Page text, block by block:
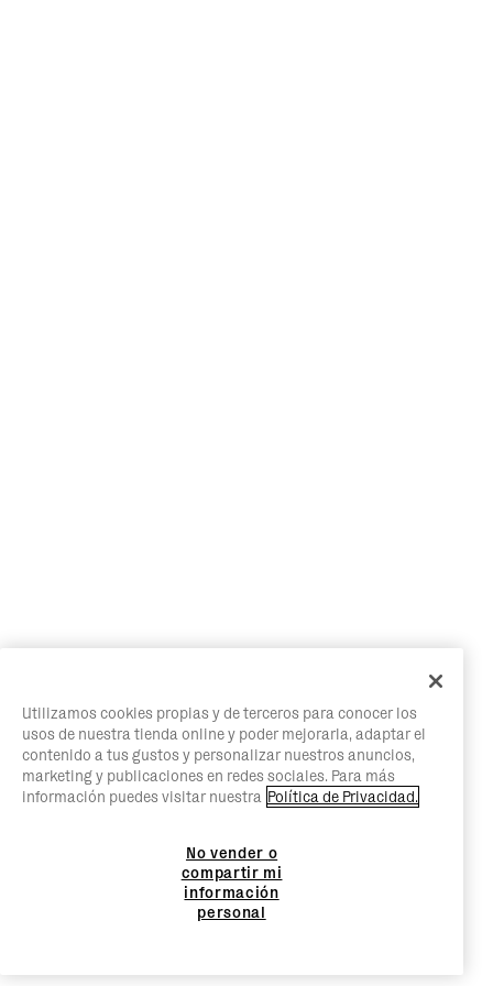
Utilizamos cookies propias y de terceros para conocer los
usos de nuestra tienda online y poder mejorarla, adaptar el
contenido a tus gustos y personalizar nuestros anuncios,
marketing y publicaciones en redes sociales. Para más
información puedes visitar nuestra Política de Privacidad.
No vender o
compartir mi
información
personal